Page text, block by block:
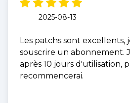
2025-08-13
Les patchs sont excellents,
souscrire un abonnement.
après 10 jours d'utilisation,
recommencerai.